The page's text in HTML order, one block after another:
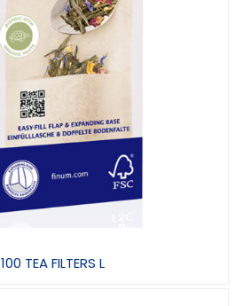
100 TEA FILTERS L